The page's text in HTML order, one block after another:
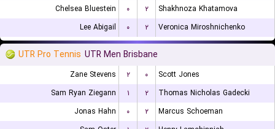
Chelsea Bluestein
۰ ۲
Shakhnoza Khatamova
Lee Abigail
۰ ۲ Veronica Miroshnichenko
UTR Pro Tennis UTR Men Brisbane
Zane Stevens ۲ ۰
Scott Jones
Sam Ryan Ziegann
۱ ۲
Thomas Nicholas Gadecki
Jonas Hahn
۰ ۲
Marcus Schoeman